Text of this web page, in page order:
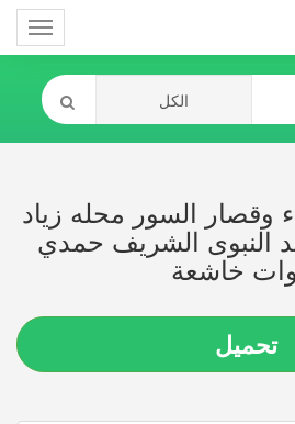
وقصار السور محله زياد
النبوى الشريف حمدي
خاشعة
تحميل